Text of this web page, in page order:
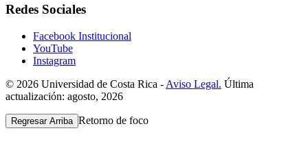
Redes Sociales
Facebook Institucional
YouTube
Instagram
© 2026 Universidad de Costa Rica - Aviso Legal. Última
actualización: agosto, 2026
Regresar Arriba Retorno de foco